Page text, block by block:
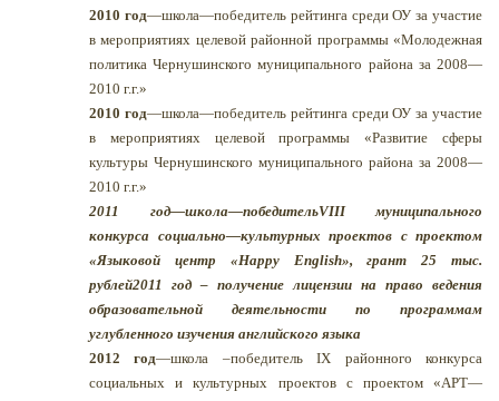
2010 год—школа—победитель рейтинга среди ОУ за участие
в мероприятиях целевой районной программы «Молодежная
политика Чернушинского муниципального района за 2008—
2010 г.г.»
2010 год—школа—победитель рейтинга среди ОУ за участие
в мероприятиях целевой программы «Развитие сферы
культуры Чернушинского муниципального района за 2008—
2010 г.г.»
2011 год—школа—победительVIIIмуниципального
конкурса социально—культурных проектов с проектом
«Языковой центр «Happy English», грант 25 тыс.
рублей2011 год – получение лицензии на право ведения
образовательной деятельности по программам
углубленного изучения английского языка
2012 год—школа –победитель IX районного конкурса
социальных и культурных проектов с проектом «АРТ—